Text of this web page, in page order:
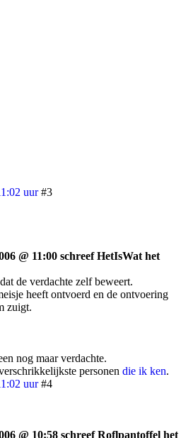
uur #3
@ 11:00 schreef HetIsWat het
de verdachte zelf beweert.
heeft ontvoerd en de ontvoering
zuigt.
nog maar verdachte.
personen die ik ken.
uur #4
@ 10:58 schreef Roflpantoffel het